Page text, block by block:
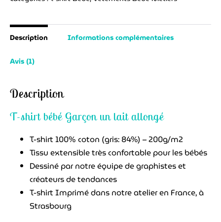
un
lait
Description Informations complémentaires
Avis (1)
Description
T-shirt bébé Garçon un lait allongé
T-shirt 100% coton (gris: 84%) – 200g/m2
Tissu extensible très confortable pour les bébés
Dessiné par notre équipe de graphistes et
créateurs de tendances
T-shirt Imprimé dans notre atelier en France, à
Strasbourg